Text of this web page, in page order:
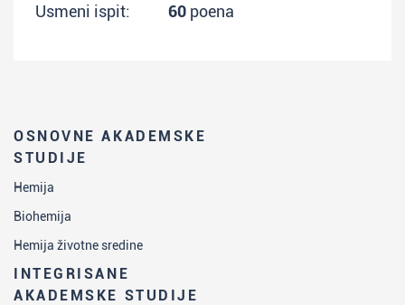
OSNOVNE AKADEMSKE
STUDIJE
Hemija
Biohemija
Hemija životne sredine
INTEGRISANE
AKADEMSKE STUDIJE
Usmeni ispit: 60 poena